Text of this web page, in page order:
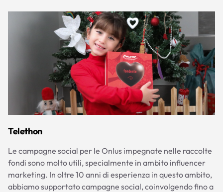
Telethon
Le campagne social per le Onlus impegnate nelle raccolte
fondi sono molto utili, specialmente in ambito influencer
marketing. In oltre 10 anni di esperienza in questo ambito,
abbiamo supportato campagne social, coinvolgendo fino a